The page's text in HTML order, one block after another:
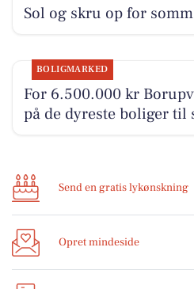
Sol og skru op for
BOLIGMARKED
For 6.500.000 kr
på de dyreste boliger til
Send en gratis lykønskning
Opret mindeside